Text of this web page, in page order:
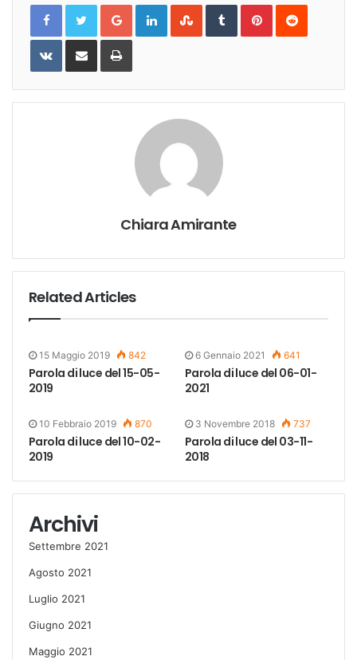
Google+LinkedInStumbleUpon
TumblrPinterestReddit
VKontakteShare
Email
Print
Chiara Amirante
Related Articles
15 Maggio 2019 842
Parola di luce del 15-05-
2019
6 Gennaio 2021 641
Parola di luce del 06-01-
2021
10 Febbraio 2019 870
Parola di luce del 10-02-
2019
3 Novembre 2018 737
Parola di luce del 03-11-
2018
Archivi
Settembre 2021
Agosto 2021
Luglio 2021
Giugno 2021
Maggio 2021